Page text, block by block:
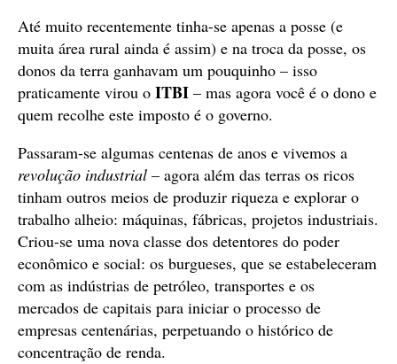
Até muito recentemente tinha-se apenas a posse (e
muita área rural ainda é assim) e na troca da posse, os
donos da terra ganhavam um pouquinho – isso
praticamente virou o ITBI – mas agora você é o dono e
quem recolhe este imposto é o governo.
Passaram-se algumas centenas de anos e vivemos a
revolução industrial – agora além das terras os ricos
tinham outros meios de produzir riqueza e explorar o
trabalho alheio: máquinas, fábricas, projetos industriais.
Criou-se uma nova classe dos detentores do poder
econômico e social: os burgueses, que se estabeleceram
com as indústrias de petróleo, transportes e os
mercados de capitais para iniciar o processo de
empresas centenárias, perpetuando o histórico de
concentração de renda.